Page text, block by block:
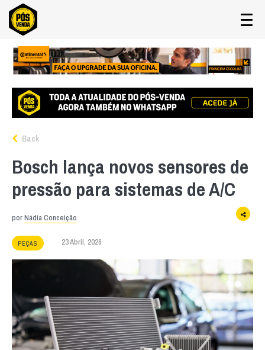
Back
Bosch lança novos sensores de
pressão para sistemas de A/C
porNádia Conceição
PEÇAS 23 Abril, 2026